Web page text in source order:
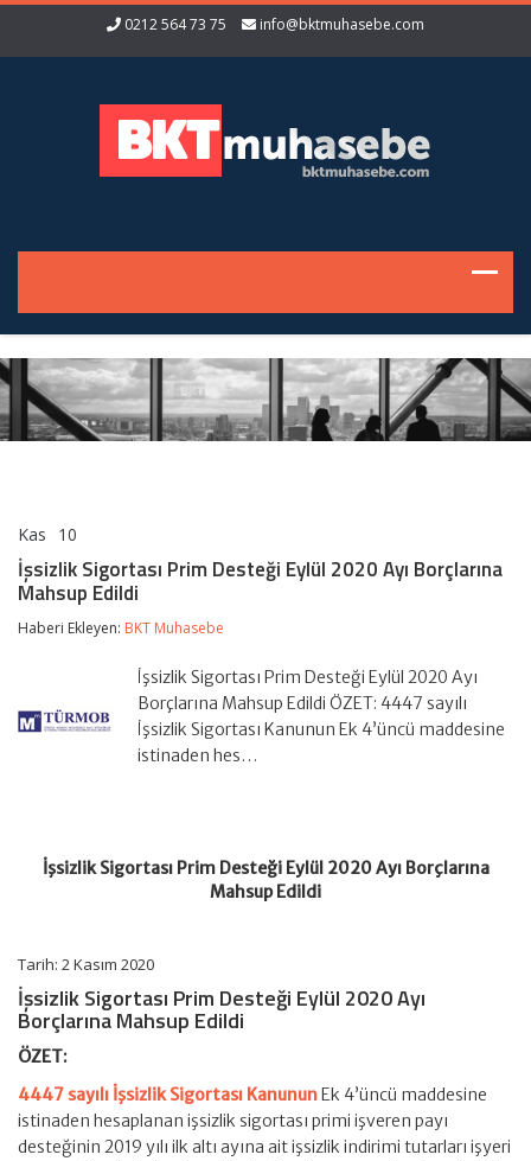
0212 564 73 75 info@bktmuhasebe.com
Kas 10
Prim
Desteği
2020
Borçlarına
Mahsup
Edildi
için
İşsizlik Sigortası Prim Desteği Eylül 2020 Ayı Borçlarına
Mahsup Edildi
Haberi Ekleyen: BKT Muhasebe
İşsizlik Sigortası Prim Desteği Eylül 2020 Ayı
Borçlarına Mahsup Edildi ÖZET: 4447 sayılı
İşsizlik Sigortası Kanunun Ek 4’üncü maddesine
istinaden hes…
İşsizlik Sigortası Prim Desteği Eylül 2020 Ayı Borçlarına
Mahsup Edildi
Tarih: 2 Kasım 2020
İşsizlik Sigortası Prim Desteği Eylül 2020 Ayı
Borçlarına Mahsup Edildi
ÖZET:
4447 sayılı İşsizlik Sigortası KanununEk 4’üncü maddesine
istinaden hesaplanan işsizlik sigortası primi işveren payı
desteğinin 2019 yılı ilk altı ayına ait işsizlik indirimi tutarları işyeri